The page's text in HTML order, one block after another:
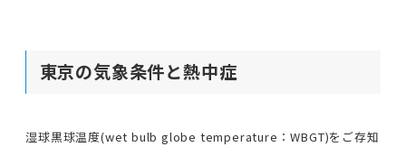
東京の気象条件と熱中症
湿球黒球温度(wet bulb globe temperature：WBGT)をご存知